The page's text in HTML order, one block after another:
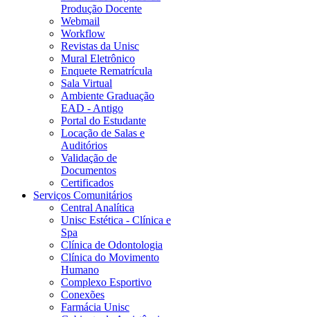
Produção Docente
Webmail
Workflow
Revistas da Unisc
Mural Eletrônico
Enquete Rematrícula
Sala Virtual
Ambiente Graduação
EAD - Antigo
Portal do Estudante
Locação de Salas e
Auditórios
Validação de
Documentos
Certificados
Serviços Comunitários
Central Analítica
Unisc Estética - Clínica e
Spa
Clínica de Odontologia
Clínica do Movimento
Humano
Complexo Esportivo
Conexões
Farmácia Unisc